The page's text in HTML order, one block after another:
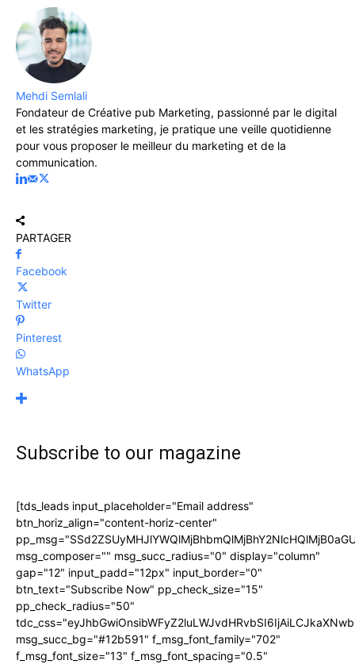
Mehdi Semlali
Fondateur de Créative pub Marketing, passionné par le digital
et les stratégies marketing, je pratique une veille quotidienne
pour vous proposer le meilleur du marketing et de la
communication.
PARTAGER
Facebook
Twitter
Pinterest
WhatsApp
Subscribe to our magazine
[tds_leads input_placeholder="Email address"
btn_horiz_align="content-horiz-center"
msg_composer="" msg_succ_radius="0" display="column"
gap="12" input_padd="12px" input_border="0"
btn_text="Subscribe Now" pp_check_size="15"
pp_check_radius="50"
msg_succ_bg="#12b591" f_msg_font_family="702"
f_msg_font_size="13" f_msg_font_spacing="0.5"